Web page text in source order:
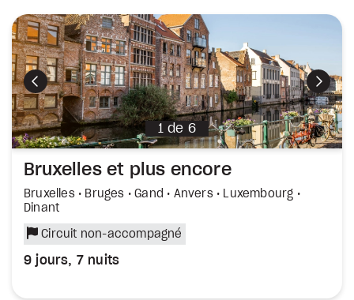
Précédent
1 de 6
Bruxelles et plus encore
Bruxelles • Bruges • Gand • Anvers • Luxembourg •
Dinant
Circuit non-accompagné
9 jours, 7 nuits
Précédent
8
Les saveurs de Bruxelles
Bruxelles • Anvers
Circuit partiellement guidé
9 jours, 7 nuits
Précédent
11
Découverte de la Hollande, du
Amsterdam • Luxembourg • Bruxelles
Circuit partiellement guidé
11 jours, 9 nuits
Précédent
6
Amsterdam et Bruxelles
Amsterdam • Bruxelles
Circuit partiellement guidé
10 jours, 8 nuits
Précédent
11
Les marchés de Noël d’Amsterdam,
Amsterdam • Maastricht • Cologne • Luxembourg • Bruxelles
Circuit non-accompagné
10 jours, 8 nuits